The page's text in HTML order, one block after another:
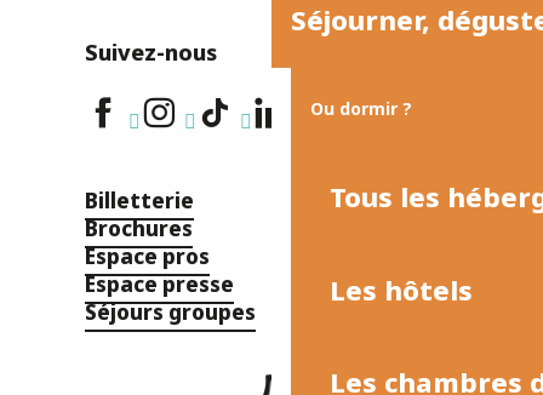
Séjourner,
Ou dormir ?
Tous les
Les hôtels
Les chambres
Suivez-nous
Billetterie
Brochures
Espace pros
Espace presse
Séjours groupes